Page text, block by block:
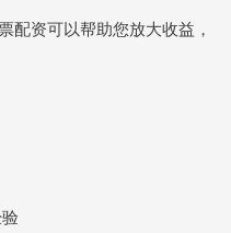
配资可以帮助您放大收益，